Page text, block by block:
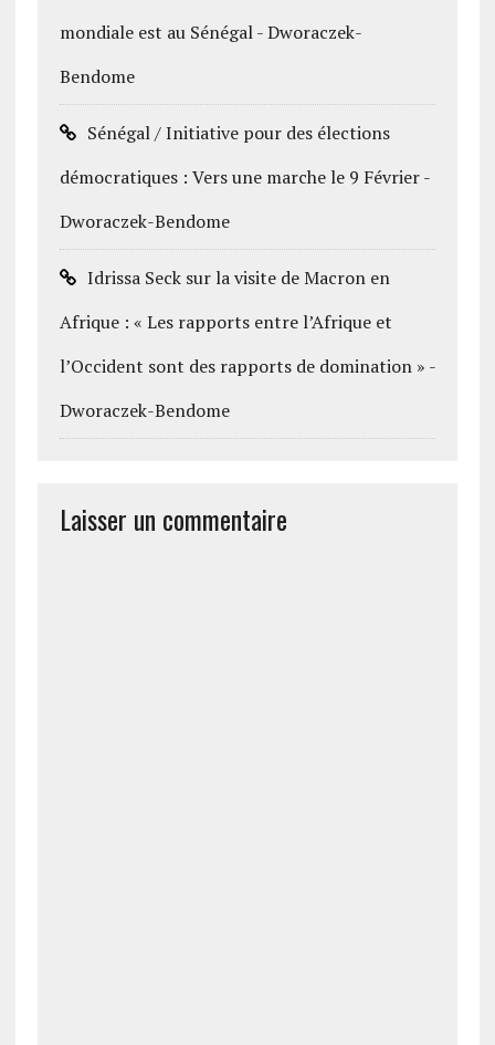
mondiale est au Sénégal - Dworaczek-
Bendome
Sénégal / Initiative pour des élections
démocratiques : Vers une marche le 9 Février -
Dworaczek-Bendome
Idrissa Seck sur la visite de Macron en
Afrique : « Les rapports entre l’Afrique et
l’Occident sont des rapports de domination » -
Dworaczek-Bendome
Laisser un commentaire